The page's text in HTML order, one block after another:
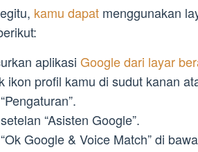
kamu dapat menggunakan
aplikasi Google dari layar
ikon profil kamu di sudut kanan
“Asisten Google”.
Google & Voice Match” di